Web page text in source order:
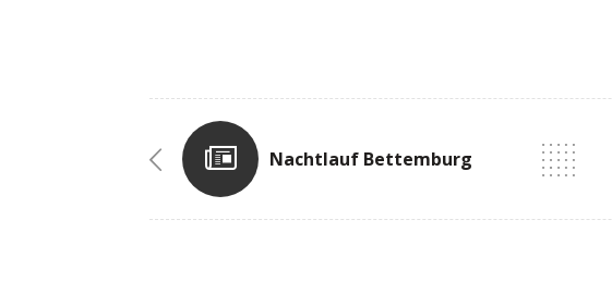
Nachtlauf Bettemburg